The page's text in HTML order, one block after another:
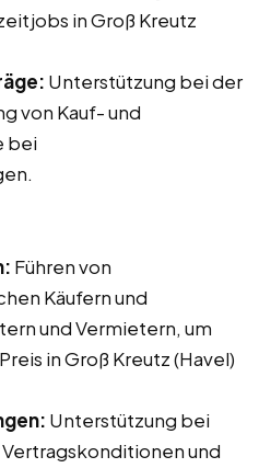
in Groß Kreutz
Unterstützung bei der
von Kauf- und
bei
Führen von
Käufern und
und Vermietern, um
in Groß Kreutz (Havel)
Unterstützung bei
und